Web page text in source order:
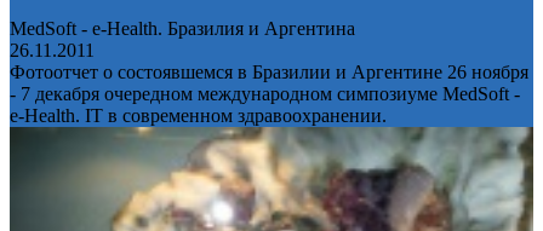
MedSoft - e-Health. Бразилия и Аргентина
26.11.2011
Фотоотчет о состоявшемся в Бразилии и Аргентине 26 ноября
- 7 декабря очередном международном симпозиуме MedSoft -
e-Health. IT в современном здравоохранении.